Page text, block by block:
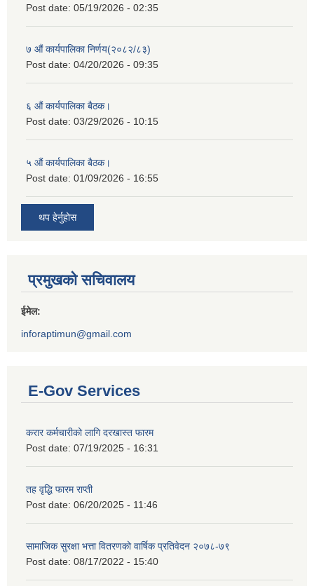
Post date: 05/19/2026 - 02:35
७ औं कार्यपालिका निर्णय(२०८२/८३)
Post date: 04/20/2026 - 09:35
६ औं कार्यपालिका बैठक।
Post date: 03/29/2026 - 10:15
५ औं कार्यपालिका बैठक।
Post date: 01/09/2026 - 16:55
थप हेर्नुहोस
प्रमुखको सचिवालय
ईमेल:
inforaptimun@gmail.com
E-Gov Services
करार कर्मचारीको लागि दरखास्त फारम
Post date: 07/19/2025 - 16:31
तह वृद्धि फारम राप्ती
Post date: 06/20/2025 - 11:46
सामाजिक सुरक्षा भत्ता वितरणको वार्षिक प्रतिवेदन २०७८-७९
Post date: 08/17/2022 - 15:40